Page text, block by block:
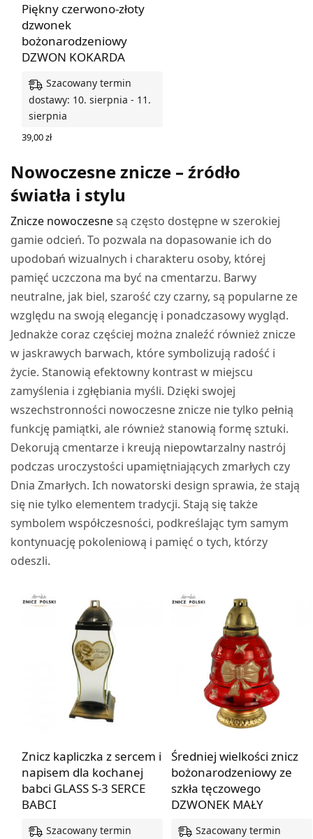
Piękny czerwono-złoty
dzwonek
bożonarodzeniowy
DZWON KOKARDA
Szacowany termin
dostawy: 10. sierpnia - 11.
sierpnia
39,00zł
Nowoczesne znicze – źródło
światła i stylu
Znicze nowoczesnesą często dostępne w szerokiej
gamie odcień. To pozwala na dopasowanie ich do
upodobań wizualnych i charakteru osoby, której
pamięć uczczona ma być na cmentarzu. Barwy
neutralne, jak biel, szarość czy czarny, są popularne ze
względu na swoją elegancję i ponadczasowy wygląd.
Jednakże coraz częściej można znaleźć również znicze
w jaskrawych barwach, które symbolizują radość i
życie. Stanowią efektowny kontrast w miejscu
zamyślenia i zgłębiania myśli. Dzięki swojej
wszechstronności nowoczesne znicze nie tylko pełnią
funkcję pamiątki, ale również stanowią formę sztuki.
Dekorują cmentarze i kreują niepowtarzalny nastrój
podczas uroczystości upamiętniających zmarłych czy
Dnia Zmarłych. Ich nowatorski design sprawia, że stają
się nie tylko elementem tradycji. Stają się także
symbolem współczesności, podkreślając tym samym
kontynuację pokoleniową i pamięć o tych, którzy
odeszli.
Znicz kapliczka z sercem i
napisem dla kochanej
babci GLASS S-3 SERCE
BABCI
Szacowany termin
Średniej wielkości znicz
bożonarodzeniowy ze
szkła tęczowego
DZWONEK MAŁY
Szacowany termin